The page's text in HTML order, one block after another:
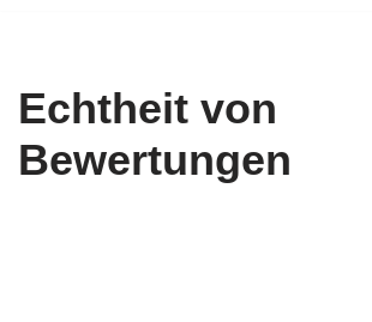
springen
Echtheit von
Bewertungen